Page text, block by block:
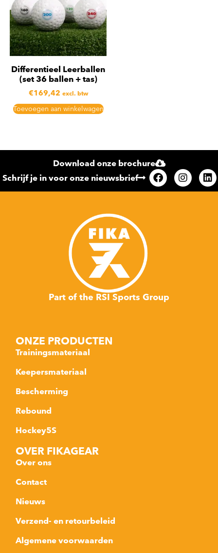
Differentieel Leerballen
(set 36 ballen + tas)
€169,42 excl. btw
Toevoegen aan winkelwagen
Download onze brochure
Schrijf je in voor onze nieuwsbrief
Part of the RSI Sports Group
ONZE PRODUCTEN
Trainingsmateriaal
Keepersmateriaal
Bescherming
Rebound
Hockey5S
OVER FIKAGEAR
Over ons
Contact
Nieuws
Verzend- en retourbeleid
Algemene voorwaarden